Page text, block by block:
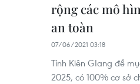
rộng các mô
an toàn
07/06/2021 03:18
Tỉnh Kiên GIang đề
2025, có 100% cơ sở